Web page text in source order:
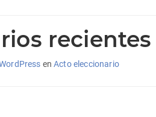
recientes
enActo eleccionario